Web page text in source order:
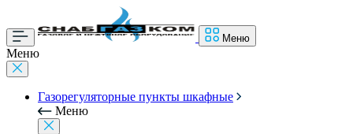
Меню
Меню
Газорегуляторные пункты шкафные
Меню